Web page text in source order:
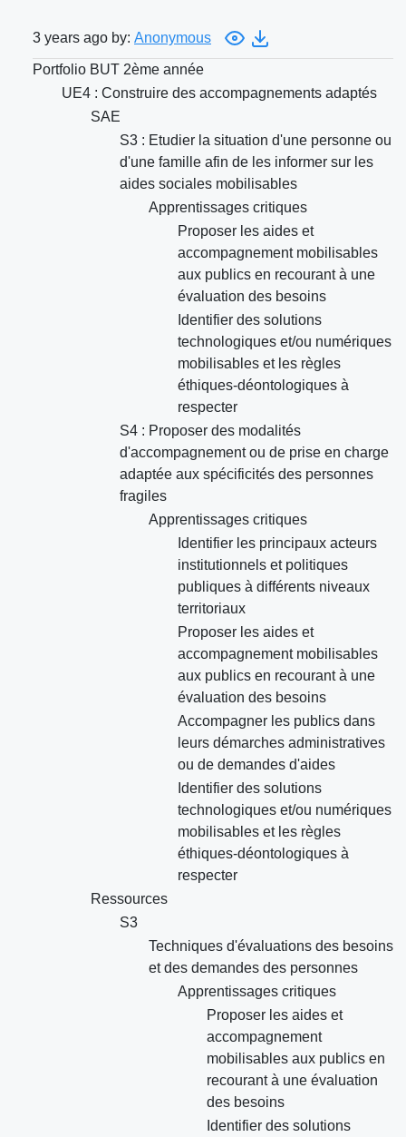
3 years ago by: Anonymous
Portfolio BUT 2ème année
UE4 : Construire des accompagnements adaptés
SAE
S3 : Etudier la situation d'une personne ou
d'une famille afin de les informer sur les
aides sociales mobilisables
Apprentissages critiques
Proposer les aides et
accompagnement mobilisables
aux publics en recourant à une
évaluation des besoins
Identifier des solutions
technologiques et/ou numériques
mobilisables et les règles
éthiques-déontologiques à
respecter
S4 : Proposer des modalités
d'accompagnement ou de prise en charge
adaptée aux spécificités des personnes
fragiles
Apprentissages critiques
Identifier les principaux acteurs
institutionnels et politiques
publiques à différents niveaux
territoriaux
Proposer les aides et
accompagnement mobilisables
aux publics en recourant à une
évaluation des besoins
Accompagner les publics dans
leurs démarches administratives
ou de demandes d'aides
Identifier des solutions
technologiques et/ou numériques
mobilisables et les règles
éthiques-déontologiques à
respecter
Ressources
S3
Techniques d'évaluations des besoins
et des demandes des personnes
Apprentissages critiques
Proposer les aides et
accompagnement
mobilisables aux publics en
recourant à une évaluation
des besoins
Identifier des solutions